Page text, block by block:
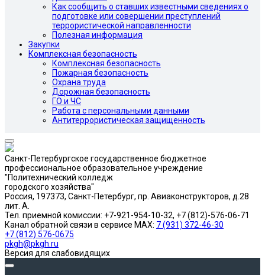
Как сообщить о ставших известными сведениях о
подготовке или совершении преступлений
террористической направленности
Полезная информация
Закупки
Комплексная безопасность
Комплексная безопасность
Пожарная безопасность
Охрана труда
Дорожная безопасность
ГО и ЧС
Работа с персональными данными
Антитеррористическая защищенность
Санкт-Петербургское государственное бюджетное
профессиональное образовательное учреждение
"Политехнический колледж
городского хозяйства"
Россия, 197373, Санкт-Петербург, пр. Авиаконструкторов, д.28
лит. A.
Тел. приемной комиссии: +7-921-954-10-32, +7 (812)-576-06-71
Канал обратной связи в сервисе MAX: 7 (931) 372-46-30
+7 (812) 576-0675
pkgh@pkgh.ru
Версия для слабовидящих